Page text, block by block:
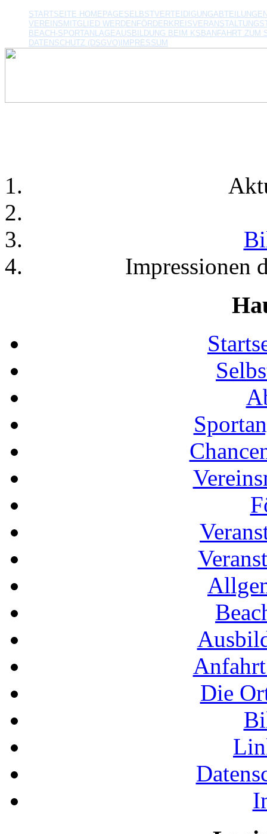
STARTSEITE HOMEPAGESELBSTVERTEIDIGUNG
VEREINSMITGLIED WERDEN FÖRDERKREIS
BEACH-SPORTANLAGEAUSBILDUNG BEIM KSBANFAHRT ZUM
DATENSCHUTZ (DSGVO) IMPRESSUM
Impressionen
Die